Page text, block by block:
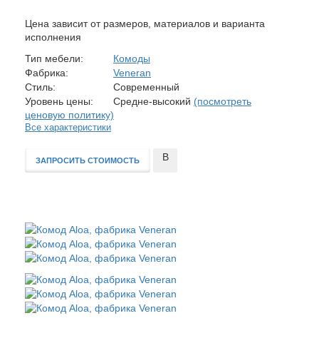
Цена зависит от размеров, материалов и варианта
исполнения
Тип мебели:
Комоды
Фабрика:
Veneran
Стиль:
Современный
Уровень цены:
Средне-высокий (посмотреть
ценовую политику)
Все характеристики
ЗАПРОСИТЬ СТОИМОСТЬ
В